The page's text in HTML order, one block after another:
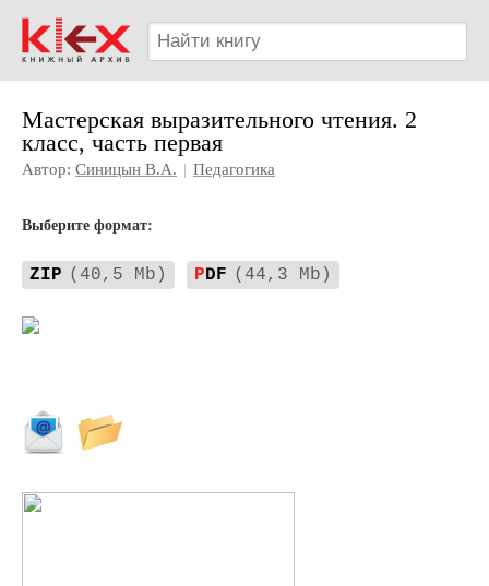
Мастерская выразительного чтения. 2
класс, часть первая
Автор: Синицын В.А. | Педагогика
Выберите формат:
ZIP (40,5 Mb) PDF (44,3 Mb)